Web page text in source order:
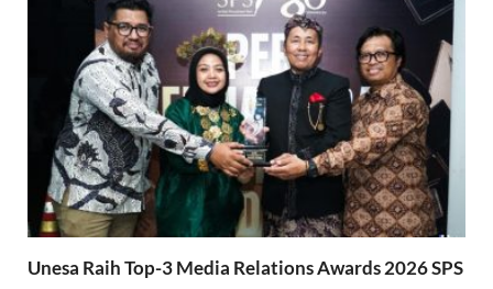
Unesa Raih Top-3 Media Relations Awards 2026 SPS